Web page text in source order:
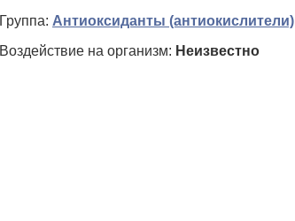
Группа: Антиоксиданты (антиокислители)
Воздействие на организм: Неизвестно